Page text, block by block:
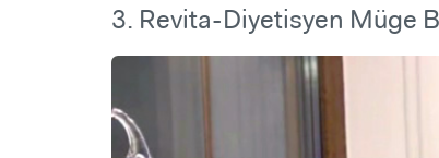
3. Revita-Diyetisyen Müge